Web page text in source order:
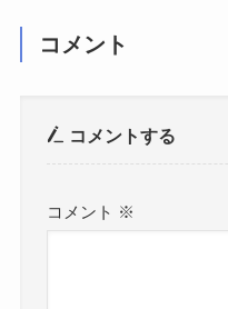
コメント
コメントする
コメント ※